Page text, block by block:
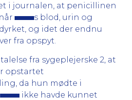
i journalen, at penicillinen
s blod, urin og
og idet der endnu
fra opspyt.
fra sygeplejerske 2, at
opstartet
da hun mødte i
ikke havde kunnet